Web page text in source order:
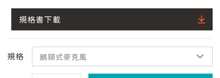
規格書下載
規格